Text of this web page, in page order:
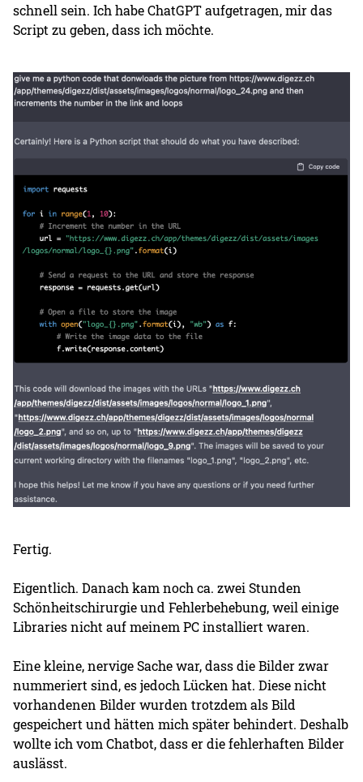
schnell sein. Ich habe ChatGPT aufgetragen, mir das
Script zu geben, dass ich möchte.
Fertig.
Eigentlich. Danach kam noch ca. zwei Stunden
Schönheitschirurgie und Fehlerbehebung, weil einige
Libraries nicht auf meinem PC installiert waren.
Eine kleine, nervige Sache war, dass die Bilder zwar
nummeriert sind, es jedoch Lücken hat. Diese nicht
vorhandenen Bilder wurden trotzdem als Bild
gespeichert und hätten mich später behindert. Deshalb
wollte ich vom Chatbot, dass er die fehlerhaften Bilder
auslässt.